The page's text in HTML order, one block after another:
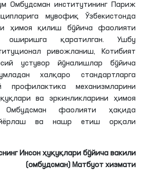
Омбудсман институтининг Париж
мувофиқ Ўзбекистонда
ҳимоя қилиш бўйича фаолияти
оширишга қаратилган. Ушбу
ривожланиш, Котибият
устувор йўналишлар бўйича
халқаро стандартларга
механизмларини
ва эркинликларини ҳимоя
фаолияти ҳақида
ва нашр етиш орқали
Инсон ҳуқуқлари бўйича вакили
(омбудсман) Матбуот хизмати